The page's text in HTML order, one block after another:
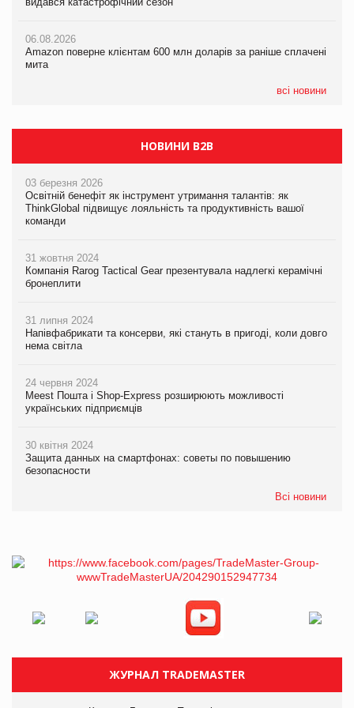
06.08.2026
Amazon поверне клієнтам 600 млн доларів за раніше сплачені
мита
всі новини
05.08.2026
Сергій Лісунов про заморожені хлібобулочні вироби на
05.08.2026
У Євросоюзі набули чинності нові правила щодо штучного
інтелекту
НОВИНИ B2B
03 березня 2026
Освітній бенефіт як інструмент утримання талантів: як
ThinkGlobal підвищує лояльність та продуктивність вашої
команди
31 жовтня 2024
Компанія Rarog Tactical Gear презентувала надлегкі керамічні
бронеплити
31 липня 2024
Напівфабрикати та консерви, які стануть в пригоді, коли довго
нема світла
24 червня 2024
Meest Пошта і Shop-Express розширюють можливості
українських підприємців
30 квітня 2024
Защита данных на смартфонах: советы по повышению
безопасности
Всі новини
ЖУРНАЛ TRADEMASTER